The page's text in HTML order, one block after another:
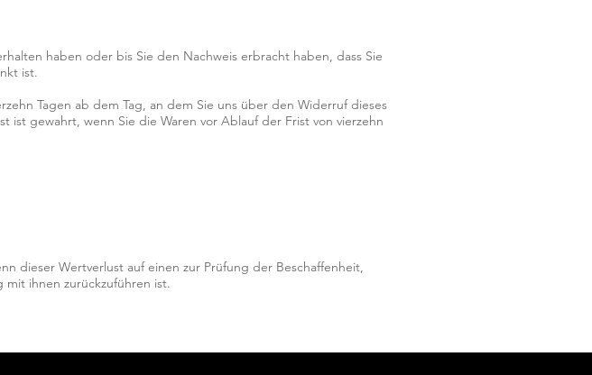
haben oder bis Sie den Nachweis erbracht haben, dass Sie
ist.
Tagen ab dem Tag, an dem Sie uns über den Widerruf dieses
gewahrt, wenn Sie die Waren vor Ablauf der Frist von vierzehn
dieser Wertverlust auf einen zur Prüfung der Beschaffenheit,
ihnen zurückzuführen ist.